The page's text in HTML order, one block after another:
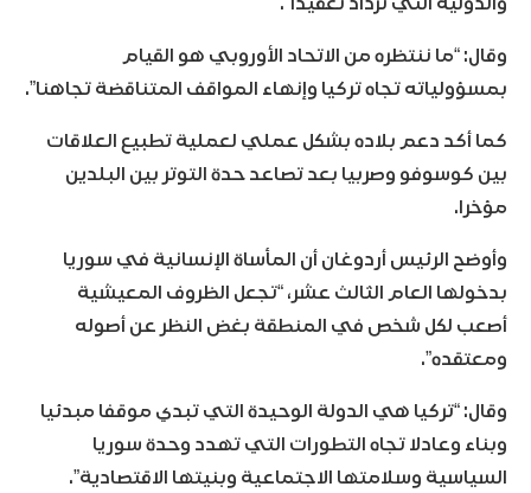
وقال: “ما ننتظره من الاتحاد الأوروبي هو القيام
بمسؤولياته تجاه تركيا وإنهاء المواقف المتناقضة تجاهنا”.
كما أكد دعم بلاده بشكل عملي لعملية تطبيع العلاقات
بين كوسوفو وصربيا بعد تصاعد حدة التوتر بين البلدين
مؤخرا.
وأوضح الرئيس أردوغان أن المأساة الإنسانية في سوريا
بدخولها العام الثالث عشر، “تجعل الظروف المعيشية
أصعب لكل شخص في المنطقة بغض النظر عن أصوله
ومعتقده”.
وقال: “تركيا هي الدولة الوحيدة التي تبدي موقفا مبدئيا
وبناء وعادلا تجاه التطورات التي تهدد وحدة سوريا
السياسية وسلامتها الاجتماعية وبنيتها الاقتصادية”.